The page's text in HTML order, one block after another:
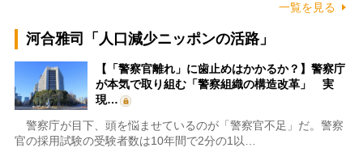
一覧を見る
河合雅司「人口減少ニッポンの活路」
【「警察官離れ」に歯止めはかかるか？】警察庁
が本気で取り組む「警察組織の構造改革」 実
現…
警察庁が目下、頭を悩ませているのが「警察官不足」だ。警察
官の採用試験の受験者数は10年間で2分の1以…